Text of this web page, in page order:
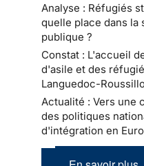
Analyse : Réfugiés
quelle place dans la
publique ?
Constat : L'accueil
d'asile et des
Languedoc-
Actualité : Vers une
des politiques
d'intégration en